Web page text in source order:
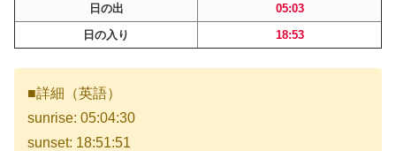
日の出
05:03
日の入り
18:53
■詳細（英語）
sunrise: 05:04:30
sunset: 18:51:51